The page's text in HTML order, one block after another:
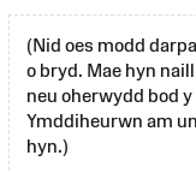
(Nid oes modd
o bryd. Mae hyn
neu oherwydd bod
Ymddiheurwn am
hyn.)